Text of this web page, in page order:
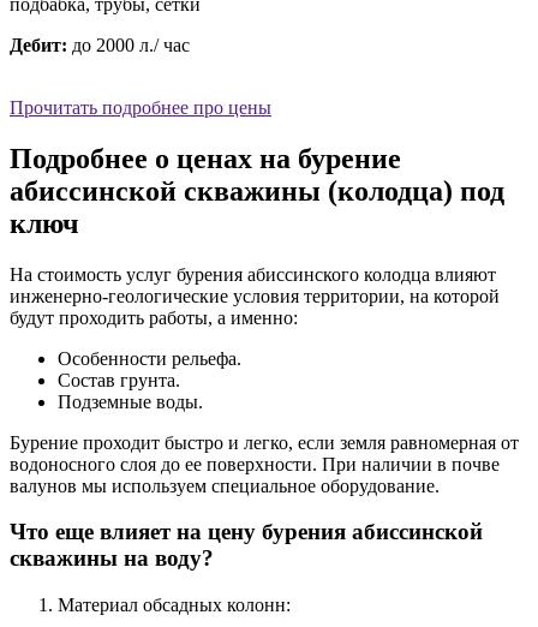
Дебит: до 2000 л./ час
Прочитать подробнее про цены
Подробнее о ценах на бурение
абиссинской скважины (колодца) под
ключ
На стоимость услуг бурения абиссинского колодца влияют
инженерно-геологические условия территории, на которой
будут проходить работы, а именно:
Особенности рельефа.
Состав грунта.
Подземные воды.
Бурение проходит быстро и легко, если земля равномерная от
водоносного слоя до ее поверхности. При наличии в почве
валунов мы используем специальное оборудование.
Что еще влияет на цену бурения абиссинской
скважины на воду?
Материал обсадных колонн: